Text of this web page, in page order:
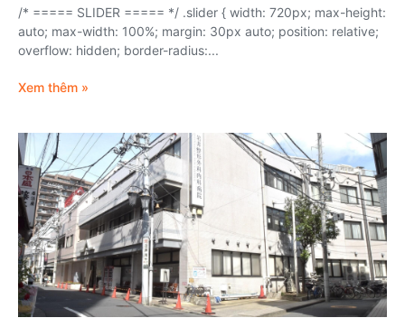
/* ===== SLIDER ===== */ .slider { width: 720px; max-height:
auto; max-width: 100%; margin: 30px auto; position: relative;
overflow: hidden; border-radius:...
Xem thêm »